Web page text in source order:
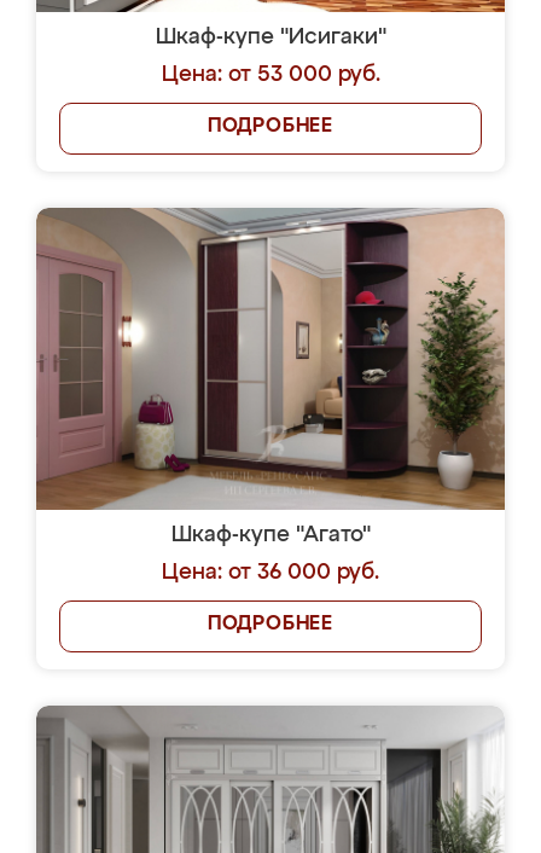
Шкаф-купе "Исигаки"
Цена: от 53 000 руб.
ПОДРОБНЕЕ
Шкаф-купе "Агато"
Цена: от 36 000 руб.
ПОДРОБНЕЕ